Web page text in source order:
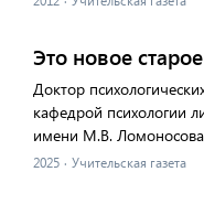
Это новое
Доктор
кафедрой психологии
имени М.В.
2025 · Учительская газета